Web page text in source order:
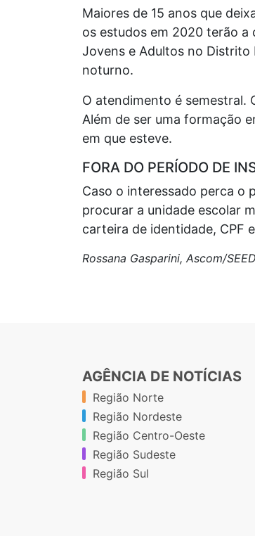
Maiores de 15 anos que
os estudos em 2020 terão a
Jovens e Adultos no Distrito
noturno.
O atendimento é semestral.
Além de ser uma formação
em que esteve.
FORA DO PERÍODO DE
Caso o interessado perca o
procurar a unidade escolar
carteira de identidade, CPF
Rossana Gasparini, Ascom/
AGÊNCIA DE NOTÍCIAS
Região Norte
Região Nordeste
Região Centro-Oeste
Região Sudeste
Região Sul